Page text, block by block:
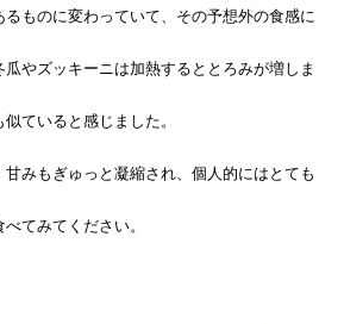
ものに変わっていて、その予想外の食感に
やズッキーニは加熱するととろみが増しま
ていると感じました。
みもぎゅっと凝縮され、個人的にはとても
てみてください。